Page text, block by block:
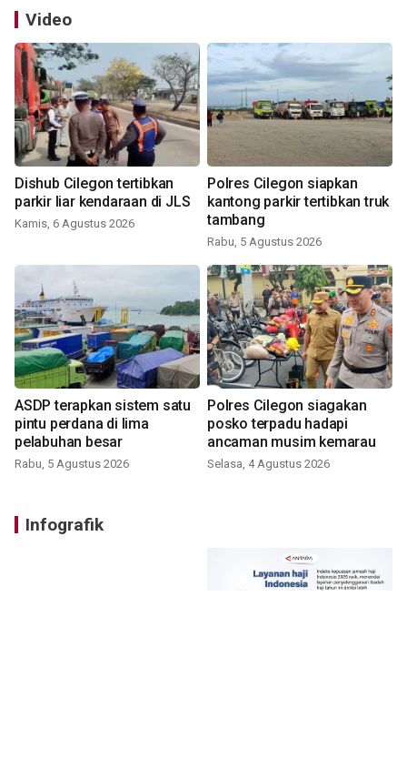
Video
Dishub Cilegon tertibkan
parkir liar kendaraan di JLS
Kamis, 6 Agustus 2026
Polres Cilegon siapkan
kantong parkir tertibkan truk
tambang
Rabu, 5 Agustus 2026
ASDP terapkan sistem satu
pintu perdana di lima
pelabuhan besar
Rabu, 5 Agustus 2026
Polres Cilegon siagakan
posko terpadu hadapi
ancaman musim kemarau
Selasa, 4 Agustus 2026
Infografik